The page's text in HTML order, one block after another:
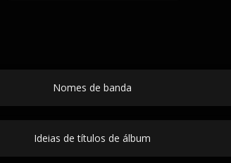
Nomes de banda
Ideias de títulos de álbum